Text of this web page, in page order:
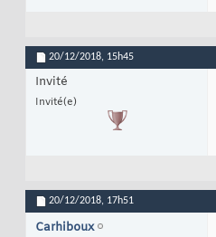
20/12/2018, 15h45
Invité
Invité(e)
20/12/2018, 17h51
Carhiboux